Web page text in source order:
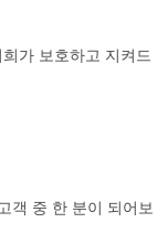
5000+ sq ft
가 보호하고 지켜드
객 중 한 분이 되어보